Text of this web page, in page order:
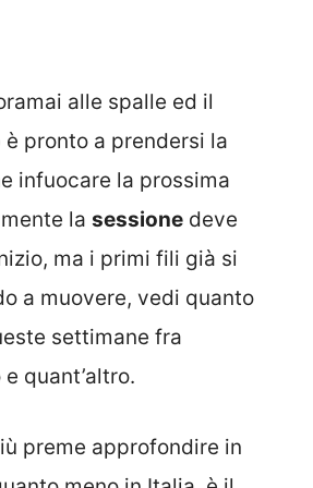
alle spalle ed il
è pronto a prendersi la
infuocare la prossima
la sessione deve
ma i primi fili già si
a muovere, vedi quanto
settimane fra
quant’altro.
preme approfondire in